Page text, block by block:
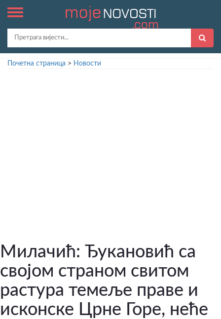
Почетна страница > Новости
Милачић: Ђукановић са
својом страном свитом
растура темеље праве и
исконске Црне Горе, неће